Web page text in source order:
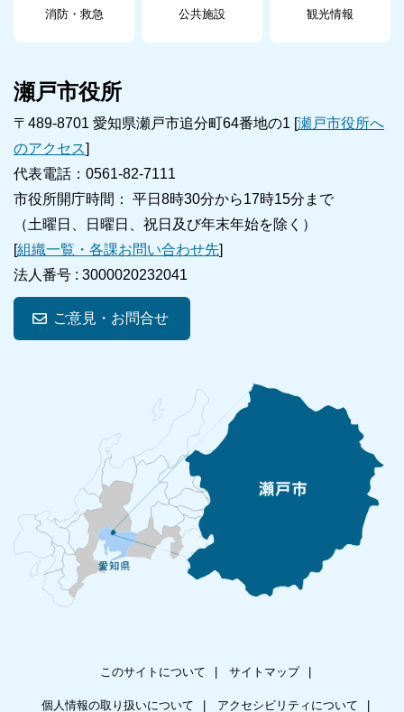
消防・救急 公共施設 観光情報
瀬戸市役所
〒489-8701 愛知県瀬戸市追分町64番地の1 [瀬戸市役所へ
のアクセス]
代表電話：0561-82-7111
市役所開庁時間： 平日8時30分から17時15分まで
（土曜日、日曜日、祝日及び年末年始を除く）
[組織一覧・各課お問い合わせ先]
法人番号 : 3000020232041
ご意見・お問合せ
このサイトについて サイトマップ
個人情報の取り扱いについて アクセシビリティについて